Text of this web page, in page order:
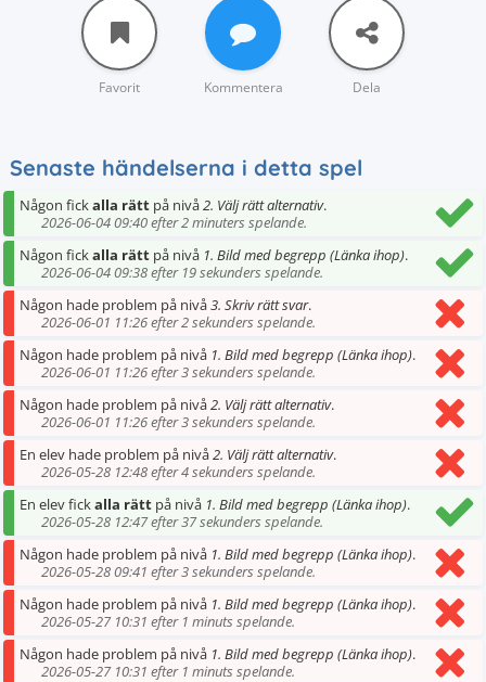
Favorit Kommentera Dela
Senaste händelserna i detta spel
Någon fickalla rätt på nivå2. Välj rätt alternativ.
2026-06-04 09:40 efter 2 minuters spelande.
Någon fickalla rätt på nivå 1. Bild med begrepp (Länka ihop).
2026-06-04 09:38 efter 19 sekunders spelande.
Någon hade problem på nivå3. Skriv rätt svar.
2026-06-01 11:26 efter 2 sekunders spelande.
Någon hade problem på nivå 1. Bild med begrepp (Länka ihop).
2026-06-01 11:26 efter 3 sekunders spelande.
Någon hade problem på nivå2. Välj rätt alternativ.
2026-06-01 11:26 efter 3 sekunders spelande.
En elev hade problem på nivå2. Välj rätt alternativ.
2026-05-28 12:48 efter 4 sekunders spelande.
En elev fickalla rätt på nivå 1. Bild med begrepp (Länka ihop).
2026-05-28 12:47 efter 37 sekunders spelande.
Någon hade problem på nivå 1. Bild med begrepp (Länka ihop).
2026-05-28 09:41 efter 3 sekunders spelande.
Någon hade problem på nivå 1. Bild med begrepp (Länka ihop).
2026-05-27 10:31 efter 1 minuts spelande.
Någon hade problem på nivå 1. Bild med begrepp (Länka ihop).
2026-05-27 10:31 efter 1 minuts spelande.